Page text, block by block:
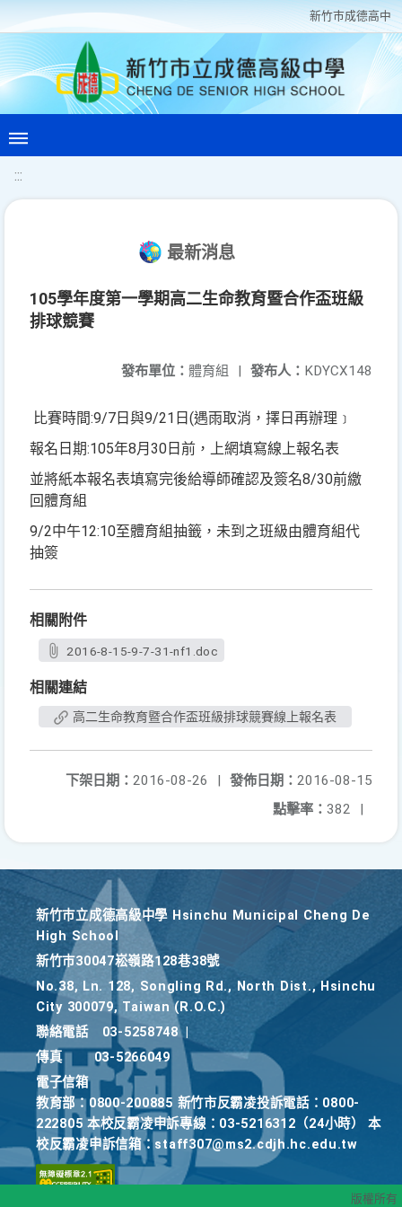
新竹巿成德高中
:::
最新消息
105學年度第一學期高二生命教育暨合作盃班級
排球競賽
發布人： KDYCX148
發布單位： 體育組 |
比賽時間:9/7日與9/21日(遇雨取消，擇日再辦理﹞
報名日期:105年8月30日前，上網填寫線上報名表
並將紙本報名表填寫完後給導師確認及簽名8/30前繳
回體育組
9/2中午12:10至體育組抽籤，未到之班級由體育組代
抽簽
相關附件
2016-8-15-9-7-31-nf1.doc
相關連結
高二生命教育暨合作盃班級排球競賽線上報名表
發佈日期： 2016-08-15
下架日期： 2016-08-26
|
點擊率： 382 |
新竹巿立成德高級中學 Hsinchu Municipal Cheng De
High School
新竹巿30047崧嶺路128巷38號
No.38, Ln. 128, Songling Rd., North Dist., Hsinchu
City 300079, Taiwan (R.O.C.)
聯絡電話
03-5258748
傳真
03-5266049
電子信箱
教育部：0800-200885 新竹市反霸凌投訴電話：0800-
222805 本校反霸凌申訴專線：03-5216312（24小時） 本
校反霸凌申訴信箱：staff307@ms2.cdjh.hc.edu.tw
版權所有